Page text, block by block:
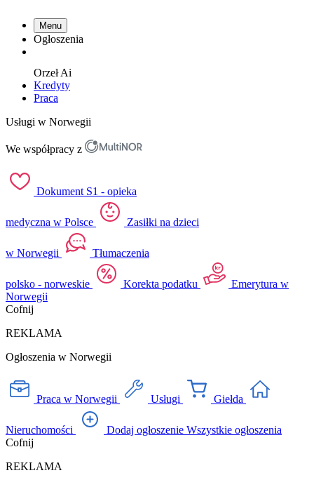
Menu
Ogłoszenia
OrzełAi
Kredyty
Praca
Usługi w Norwegii
We współpracy z
Dokument S1 - opieka
medyczna w Polsce Zasiłki na dzieci
w Norwegii Tłumaczenia
polsko - norweskie Korekta podatku
Emerytura w
Norwegii
Cofnij
REKLAMA
Ogłoszenia w Norwegii
Praca w Norwegii Usługi Giełda
Nieruchomości Dodaj ogłoszenie Wszystkie ogłoszenia
Cofnij
REKLAMA